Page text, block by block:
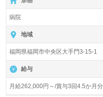
者向け求人＊
『大濠公園駅』徒歩5分。
総病床数100床（回復期/慢
十字グループ/株式会社桜
運営です。グループ従業員
の病院、歯科支援、予防
等を展開されています。
病院
地域
福岡県福岡市中央区大手門3-15-1
給与
月給262,000円～/賞与3回4.5か月分